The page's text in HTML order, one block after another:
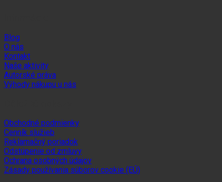
Blog
O nás
Kontakt
Naše aktivity
Autorské práva
Výhody nákupu u nás
Obchodné podmienky
Cenník služieb
Reklamačný poriadok
Odstúpenie od zmluvy
Ochrana osobných údajov
Zásady používania súborov cookie (EÚ)